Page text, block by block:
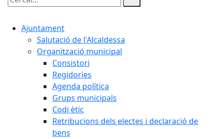
Cercar:
Ajuntament
Salutació de l'Alcaldessa
Organització municipal
Consistori
Regidories
Agenda política
Grups municipals
Codi ètic
Retribucions dels electes i declaració de
bens